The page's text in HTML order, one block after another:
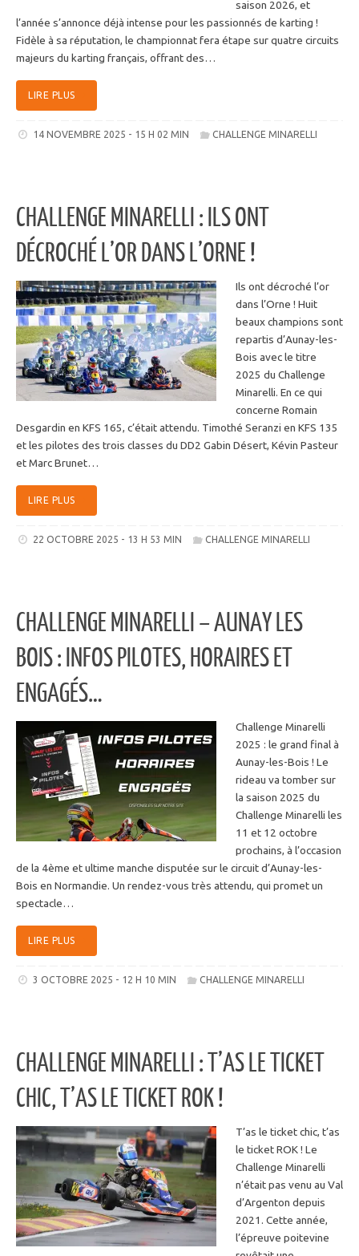
saison 2026, et
l’année s’annonce déjà intense pour les passionnés de karting !
Fidèle à sa réputation, le championnat fera étape sur quatre circuits
majeurs du karting français, offrant des…
LIRE PLUS
14 NOVEMBRE 2025 - 15 H 02 MIN CHALLENGE MINARELLI
CHALLENGE MINARELLI : ILS ONT
DÉCROCHÉ L’OR DANS L’ORNE !
Ils ont décroché l’or
dans l’Orne ! Huit
beaux champions sont
repartis d’Aunay-les-
Bois avec le titre
2025 du Challenge
Minarelli. En ce qui
concerne Romain
Desgardin en KFS 165, c’était attendu. Timothé Seranzi en KFS 135
et les pilotes des trois classes du DD2 Gabin Désert, Kévin Pasteur
et Marc Brunet…
LIRE PLUS
22 OCTOBRE 2025 - 13 H 53 MIN CHALLENGE MINARELLI
CHALLENGE MINARELLI – AUNAY LES
BOIS : INFOS PILOTES, HORAIRES ET
ENGAGÉS…
Challenge Minarelli
2025 : le grand final à
Aunay-les-Bois ! Le
rideau va tomber sur
la saison 2025 du
Challenge Minarelli les
11 et 12 octobre
prochains, à l’occasion
de la 4ème et ultime manche disputée sur le circuit d’Aunay-les-
Bois en Normandie. Un rendez-vous très attendu, qui promet un
spectacle…
LIRE PLUS
3 OCTOBRE 2025 - 12 H 10 MIN CHALLENGE MINARELLI
CHALLENGE MINARELLI : T’AS LE TICKET
CHIC, T’AS LE TICKET ROK !
T’as le ticket chic, t’as
le ticket ROK ! Le
Challenge Minarelli
n’était pas venu au Val
d’Argenton depuis
2021. Cette année,
l’épreuve poitevine